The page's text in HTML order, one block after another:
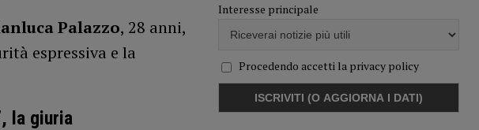
Palazzo, 28 anni,
espressiva e la
la giuria
Interesse principale
Procedendo accetti la privacy policy